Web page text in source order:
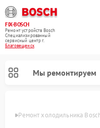
FIX-BOSCH
Ремонт устройств Bosch
Специализированный
cервисный центр г.
Благовещенск
Мы ремонтируем
Ремонт холодильника